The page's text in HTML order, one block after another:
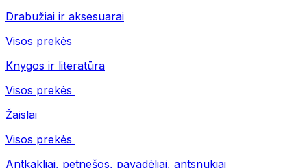
Drabužiai ir aksesuarai
Visos prekės
Knygos ir literatūra
Visos prekės
Žaislai
Visos prekės
Antkakliai, petnešos, pavadėliai, antsnukiai